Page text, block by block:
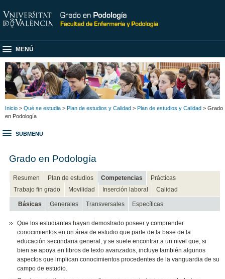
MENÚ
Inicio > Qué se estudia > Plan de estudios y Calidad > Plan de estudios y Calidad > Grado
en Podología
SUBMENU
Grado en Podología
Resumen Plan de estudios Competencias
Prácticas
Trabajo fin grado
Movilidad Inserción laboral Calidad
Básicas Generales Transversales Específicas
Que los estudiantes hayan demostrado poseer y comprender
conocimientos en un área de estudio que parte de la base de la
educación secundaria general, y se suele encontrar a un nivel que, si
bien se apoya en libros de texto avanzados, incluye también algunos
aspectos que implican conocimientos procedentes de la vanguardia de su
campo de estudio.